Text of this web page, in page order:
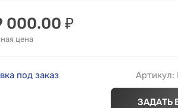
000.00 ₽
цена
под заказ
ЗАДАТЬ